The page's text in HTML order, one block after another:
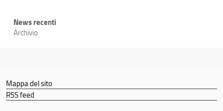
News recenti
Archivio
Mappa del sito
RSS feed